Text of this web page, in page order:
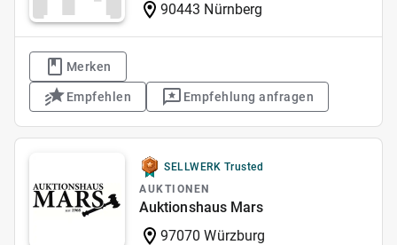
90443 Nürnberg
Merken
Empfehlen Empfehlung anfragen
SELLWERK Trusted
AUKTIONEN
Auktionshaus Mars
97070 Würzburg